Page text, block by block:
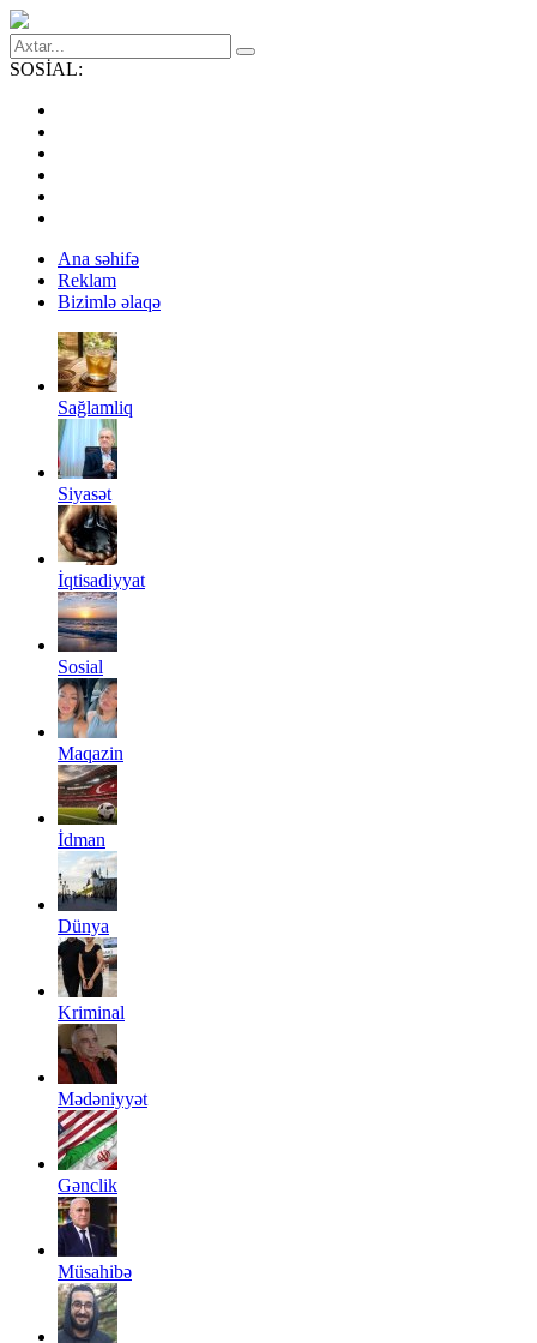
SOSİAL:
Ana səhifə
Reklam
Bizimlə əlaqə
Sağlamliq
Siyasət
İqtisadiyyat
Sosial
Maqazin
İdman
Dünya
Kriminal
Mədəniyyət
Gənclik
Müsahibə